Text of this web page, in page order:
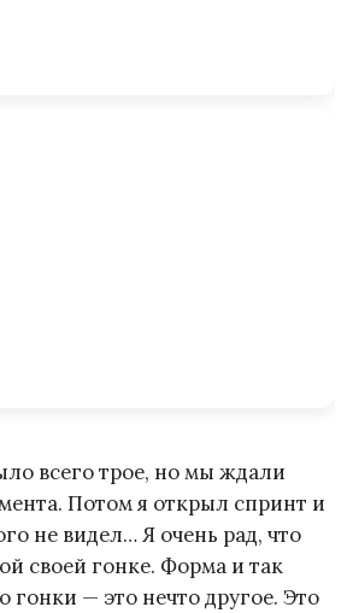
всего трое, но мы ждали
Потом я открыл спринт и
не видел… Я очень рад, что
своей гонке. Форма и так
гонки — это нечто другое. Это